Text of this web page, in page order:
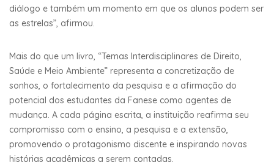
diálogo e também um momento em que os alunos podem ser
as estrelas”, afirmou.
Mais do que um livro, “Temas Interdisciplinares de Direito,
Saúde e Meio Ambiente” representa a concretização de
sonhos, o fortalecimento da pesquisa e a afirmação do
potencial dos estudantes da Fanese como agentes de
mudança. A cada página escrita, a instituição reafirma seu
compromisso com o ensino, a pesquisa e a extensão,
promovendo o protagonismo discente e inspirando novas
histórias acadêmicas a serem contadas.